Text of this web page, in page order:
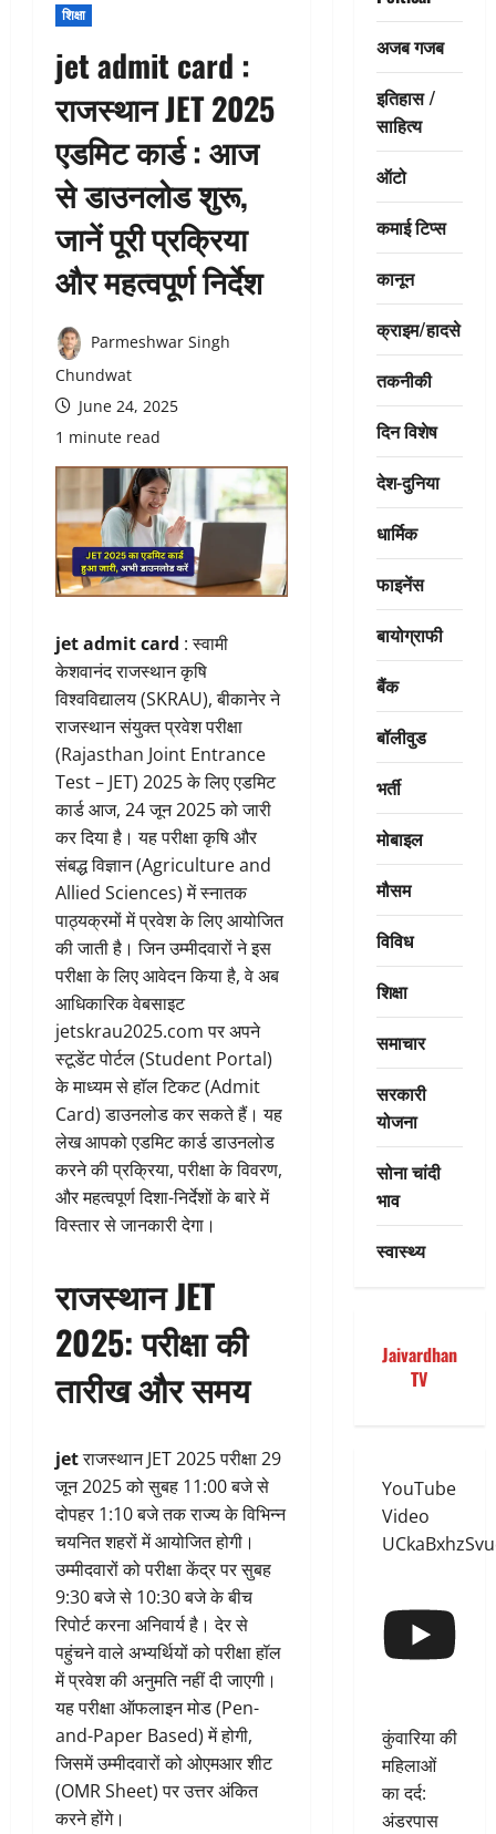
शिक्षा
jet admit card :
राजस्थान JET 2025
एडमिट कार्ड : आज
से डाउनलोड शुरू,
जानें पूरी प्रक्रिया
और महत्वपूर्ण निर्देश
Parmeshwar Singh
Chundwat
June 24, 2025
1 minute read
jet admit card : स्वामी
केशवानंद राजस्थान कृषि
विश्वविद्यालय (SKRAU), बीकानेर ने
राजस्थान संयुक्त प्रवेश परीक्षा
(Rajasthan Joint Entrance
Test – JET) 2025 के लिए एडमिट
कार्ड आज, 24 जून 2025 को जारी
कर दिया है। यह परीक्षा कृषि और
संबद्ध विज्ञान (Agriculture and
Allied Sciences) में स्नातक
पाठ्यक्रमों में प्रवेश के लिए आयोजित
की जाती है। जिन उम्मीदवारों ने इस
परीक्षा के लिए आवेदन किया है, वे अब
आधिकारिक वेबसाइट
jetskrau2025.com पर अपने
स्टूडेंट पोर्टल (Student Portal)
के माध्यम से हॉल टिकट (Admit
Card) डाउनलोड कर सकते हैं। यह
लेख आपको एडमिट कार्ड डाउनलोड
करने की प्रक्रिया, परीक्षा के विवरण,
और महत्वपूर्ण दिशा-निर्देशों के बारे में
विस्तार से जानकारी देगा।
राजस्थान JET
2025: परीक्षा की
तारीख और समय
jetराजस्थान JET 2025 परीक्षा 29
जून 2025 को सुबह 11:00 बजे से
दोपहर 1:10 बजे तक राज्य के विभिन्न
चयनित शहरों में आयोजित होगी।
उम्मीदवारों को परीक्षा केंद्र पर सुबह
9:30 बजे से 10:30 बजे के बीच
रिपोर्ट करना अनिवार्य है। देर से
पहुंचने वाले अभ्यर्थियों को परीक्षा हॉल
में प्रवेश की अनुमति नहीं दी जाएगी।
यह परीक्षा ऑफलाइन मोड (Pen-
and-Paper Based) में होगी,
जिसमें उम्मीदवारों को ओएमआर शीट
(OMR Sheet) पर उत्तर अंकित
करने होंगे।
अजब गजब
इतिहास /
साहित्य
ऑटो
कमाई टिप्स
कानून
क्राइम/हादसे
तकनीकी
दिन विशेष
देश-दुनिया
धार्मिक
फाइनेंस
बायोग्राफी
बैंक
बॉलीवुड
भर्ती
मोबाइल
मौसम
विविध
शिक्षा
समाचार
सरकारी
योजना
सोना चांदी
भाव
स्वास्थ्य
Jaivardhan
TV
YouTube
Video
कुंवारिया की
महिलाओं
का दर्द:
अंडरपास